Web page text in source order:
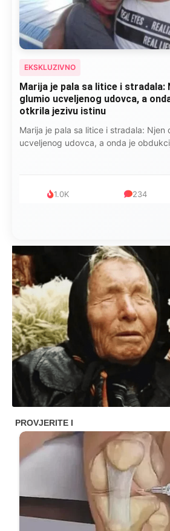
EKSKLUZIVNO
Marija je pala sa litice i stradala:
glumio ucveljenog udovca, a
otkrila jezivu istinu
Marija je pala sa litice i stradala: Njen
ucveljenog udovca, a onda je
1.0K 234